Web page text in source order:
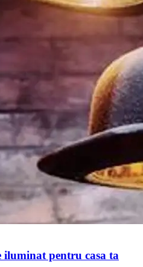
iluminat pentru casa ta